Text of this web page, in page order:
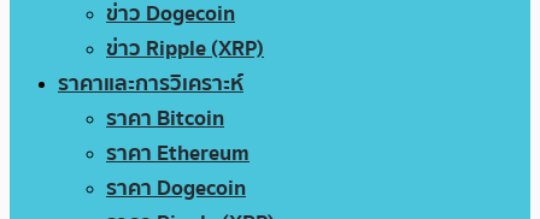
ข่าว Dogecoin
ข่าว Ripple (XRP)
ราคาและการวิเคราะห์
ราคา Bitcoin
ราคา Ethereum
ราคา Dogecoin